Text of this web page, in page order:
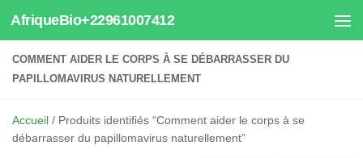
Au dessous du contenu
AfriqueBio+22961007412
COMMENT AIDER LE CORPS À SE DÉBARRASSER DU
PAPILLOMAVIRUS NATURELLEMENT
Accueil / Produits identifiés “Comment aider le corps à se
débarrasser du papillomavirus naturellement”